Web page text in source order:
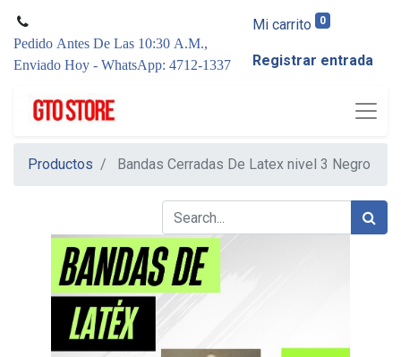
Pedido Antes De Las 10:30 A.M.,
Enviado Hoy - WhatsApp: 4712-1337
Mi carrito 0
Registrar entrada
Productos Bandas Cerradas De Latex nivel 3 Negro